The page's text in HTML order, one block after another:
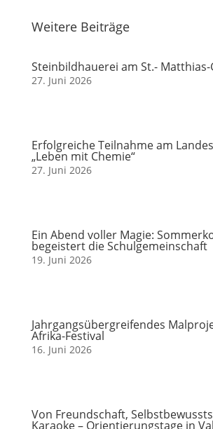
Weitere Beiträge
Steinbildhauerei am St.-
27. Juni 2026
Erfolgreiche Teilnahme am
„Leben mit Chemie“
27. Juni 2026
Ein Abend voller Magie:
begeistert die Schulgemeinschaft
19. Juni 2026
Jahrgangsübergreifendes
Afrika-Festival
16. Juni 2026
Von Freundschaft,
Karaoke – Orientierungstage in